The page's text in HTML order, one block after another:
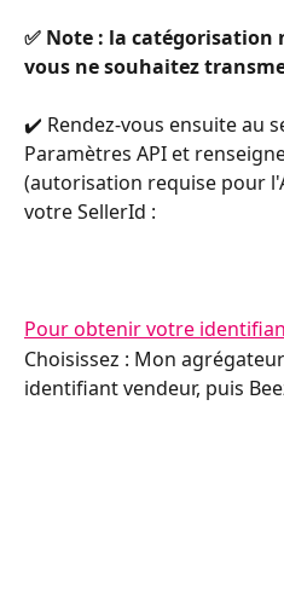
✅ Note : la catégorisation
vous ne souhaitez
✔️ Rendez-vous ensuite au
Paramètres API et
(autorisation requise pour
votre SellerId :
Pour obtenir votre
Choisissez : Mon
identifiant vendeur, puis